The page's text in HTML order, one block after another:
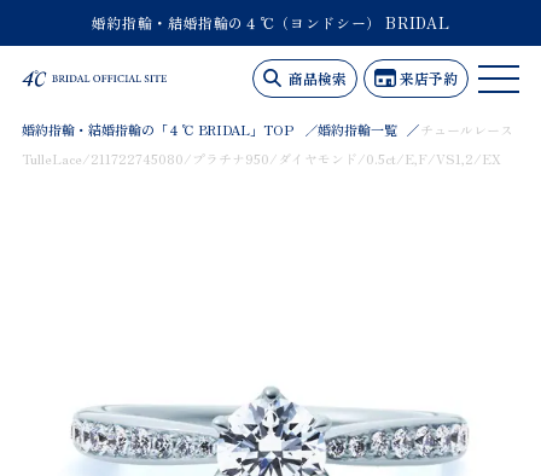
婚約指輪・結婚指輪の４℃（ヨンドシー） BRIDAL
商品検索 来店予約
婚約指輪・結婚指輪の「４℃ BRIDAL」TOP 婚約指輪一覧
チュールレース
TulleLace/211722745080/プラチナ950/ダイヤモンド/0.5ct/E,F/VS1,2/EX